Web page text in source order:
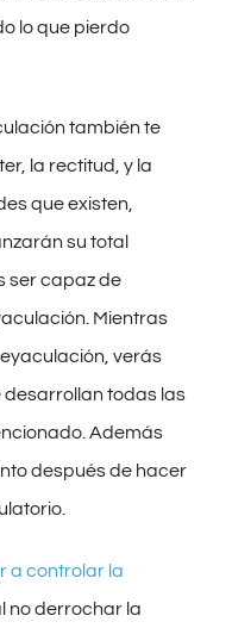
lo que pierdo
también te
la rectitud, y la
que existen,
su total
ser capaz de
Mientras
verás
desarrollan todas las
Además
después de hacer
a controlar la
no derrochar la